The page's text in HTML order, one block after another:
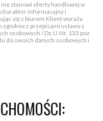
stanowi oferty handlowej w
informacyjny i
się z biurem Klient wyraża
z przepisami ustawy z
osobowych / Dz.U.Nr. 133 poz.
do swoich danych osobowych i